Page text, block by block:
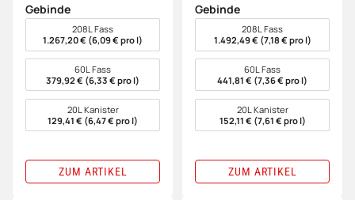
Gebinde
wählen 208L Fass
1.267,20 € (6,09 € pro l)
60L Fass
379,92 € (6,33 € pro l)
20L Kanister
129,41 € (6,47 € pro l)
ZUM ARTIKEL
Gebinde
wählen 208L Fass
1.492,49 € (7,18 € pro l)
60L Fass
441,81 € (7,36 € pro l)
20L Kanister
152,11 € (7,61 € pro l)
ZUM ARTIKEL